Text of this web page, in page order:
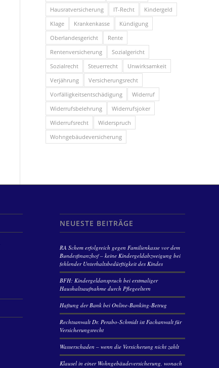
Hausratversicherung
IT-Recht
Kindergeld
Klage
Krankenkasse
Kündigung
Oberlandesgericht
Rente
Rentenversicherung
Sozialgericht
Sozialrecht
Steuerrecht
Unwirksamkeit
Verjährung
Versicherungsrecht
Vorfälligkeitsentschädigung
Widerruf
Widerrufsbelehrung
Widerrufsjoker
Widerrufsrecht
Widerspruch
Wohngebäudeversicherung
NEUESTE BEITRÄGE
RA Schem erfolgreich gegen Familienkasse vor dem
Bundesfinanzhof – keine Kindergeldabzweigung bei
fehlender Unterhaltsbedürftigkeit des Kindes
BFH: Kindergeldanspruch bei erstmaliger
Haushaltsaufnahme durch Pflegeeltern
Haftung der Bank bei Online-Banking-Betrug
Rechtsanwalt Dr. Perabo-Schmidt ist Fachanwalt für
Versicherungsrecht
Wasserschaden – wenn die Versicherung nicht zahlt
Klausel in einer Wohngebäudeversicherung, wonach